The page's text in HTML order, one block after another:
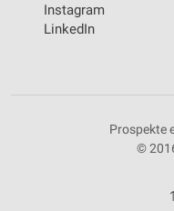
Instagram
LinkedIn
Prospekte
©